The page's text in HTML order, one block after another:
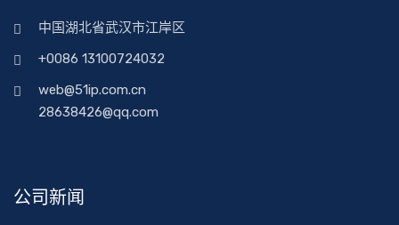
中国湖北省武汉市江岸区
+0086 13100724032
web@51ip.com.cn
28638426@qq.com
公司新闻